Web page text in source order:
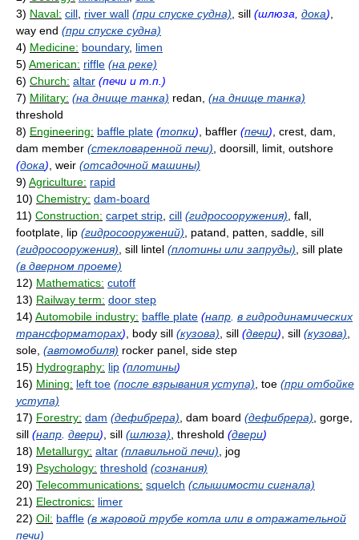
3) Naval: cill river wall (при спуске судна) , sill (шлюза, дока)
way end (при спуске судна)
4) Medicine: boundary, limen
5) American: riffle (на реке)
6) Church: altar (печи и т.п.)
7) Military: (на днище танка) redan, (на днище танка)
threshold
8) Engineering: baffle plate (топки) , baffler (печи) , crest, dam,
dam member (стекловаренной печи) , doorsill, limit, outshore
(дока) , weir (отсадочной машины)
9) Agriculture: rapid
10) Chemistry: dam-board
11) Construction: carpet strip cill (гидросооружения) , fall,
footplate, lip (гидросооружений) , patand, patten, saddle, sill
(гидросооружения) , sill lintel (плотины или запруды) , sill plate
(в дверном проеме)
12) Mathematics: cutoff
13) Railway term: door step
14) Automobile industry: baffle plate (напр в гидродинамических
трансформаторах) , body sill (кузова) , sill (двери) , sill (кузова)
sole, (автомобиля) rocker panel, side step
15) Hydrography: lip (плотины)
16) Mining: left toe (после взрывания уступа) , toe (при отбойке
уступа)
17) Forestry: dam (дефибрера) , dam board (дефибрера) , gorge,
sill (напр двери) , sill (шлюза) , threshold (двери)
18) Metallurgy: altar (плавильной печи) , jog
19) Psychology: threshold (сознания)
20) Telecommunications: squelch (слышимости сигнала)
21) Electronics: limer
22) Oil: baffle (в жаровой трубе котла или в отражательной
печи)